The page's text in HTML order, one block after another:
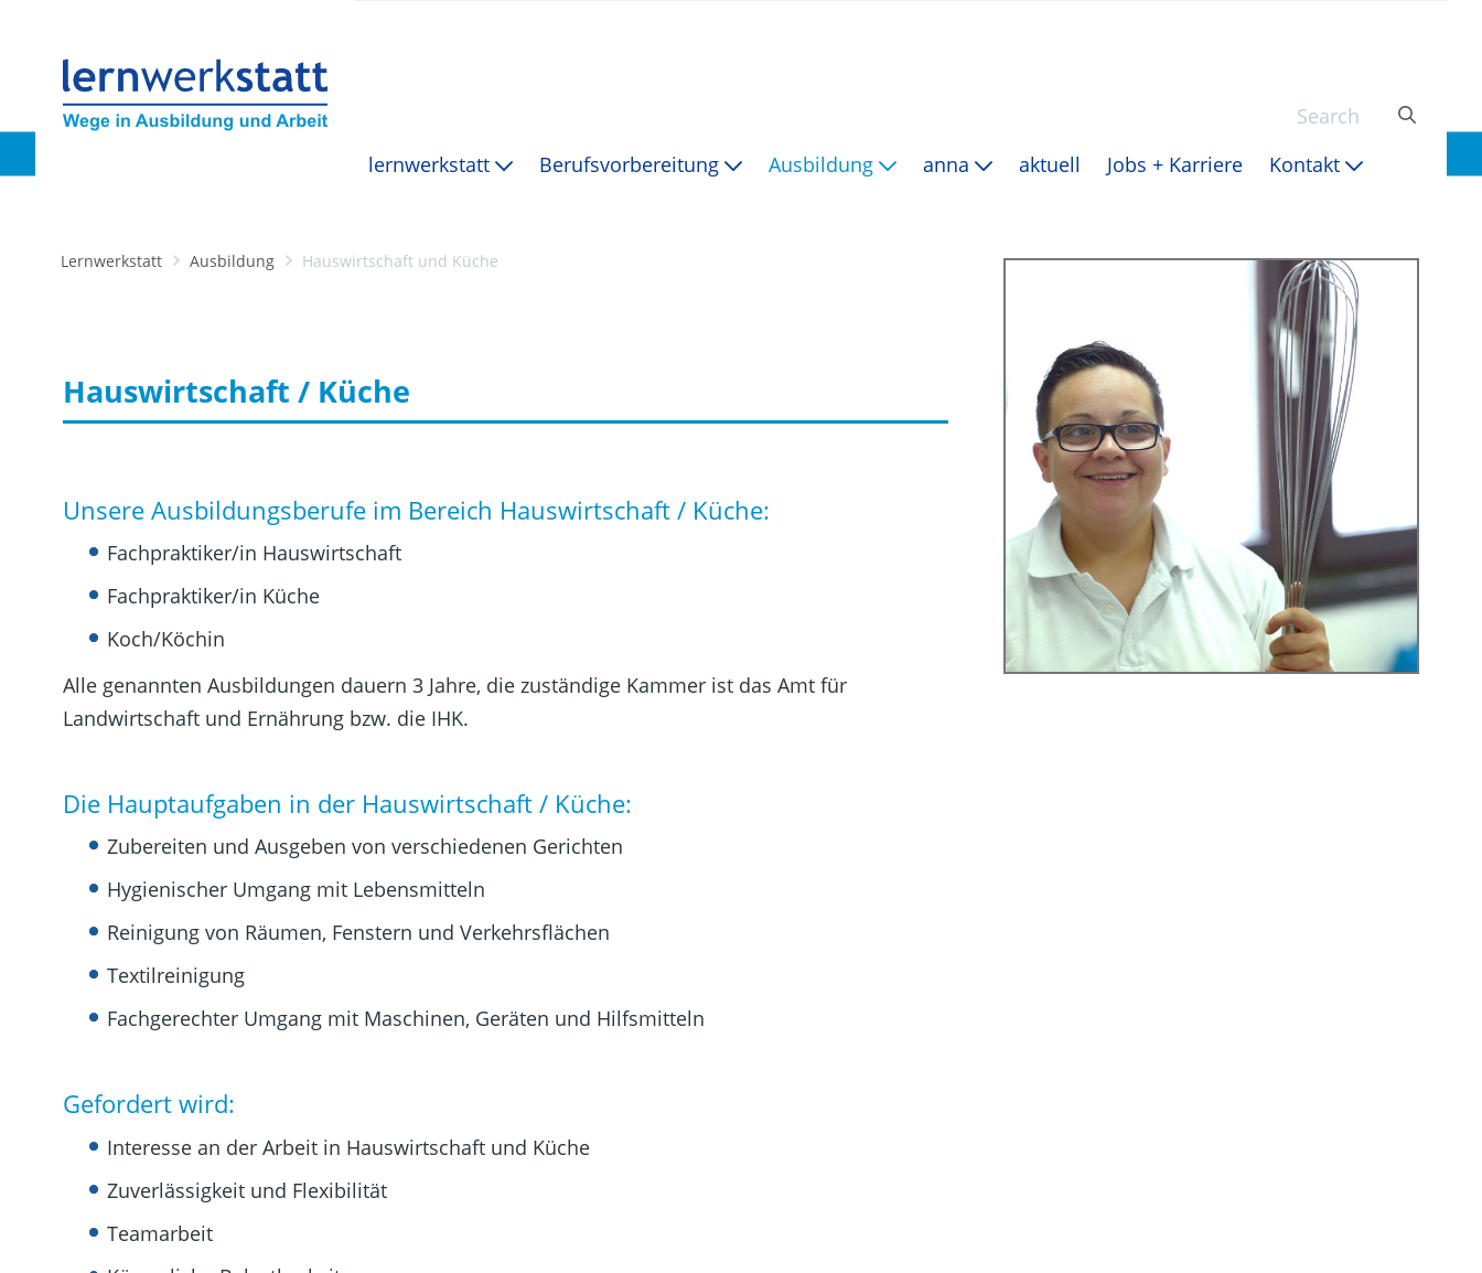
lernwerkstatt Berufsvorbereitung Ausbildung anna aktuell Jobs + Karriere Kontakt
Lernwerkstatt Ausbildung Hauswirtschaft und Küche
Hauswirtschaft / Küche
Unsere Ausbildungsberufe im Bereich Hauswirtschaft / Küche:
Fachpraktiker/in Hauswirtschaft
Fachpraktiker/in Küche
Koch/Köchin
Alle genannten Ausbildungen dauern 3 Jahre, die zuständige Kammer ist das Amt für
Landwirtschaft und Ernährung bzw. die IHK.
Die Hauptaufgaben in der Hauswirtschaft / Küche:
Zubereiten und Ausgeben von verschiedenen Gerichten
Hygienischer Umgang mit Lebensmitteln
Reinigung von Räumen, Fenstern und Verkehrsflächen
Textilreinigung
Fachgerechter Umgang mit Maschinen, Geräten und Hilfsmitteln
Gefordert wird:
Interesse an der Arbeit in Hauswirtschaft und Küche
Zuverlässigkeit und Flexibilität
Teamarbeit